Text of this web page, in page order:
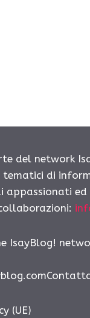
del network
di
ed
IsayBlog!
(UE)